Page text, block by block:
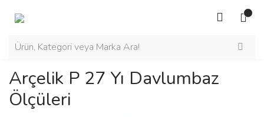
Arçelik P 27 Yı Davlumbaz
Ölçüleri